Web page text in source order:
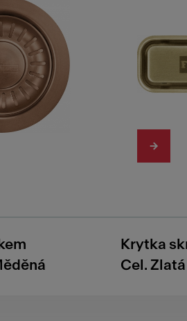
Krytka
Cel. Zlatá